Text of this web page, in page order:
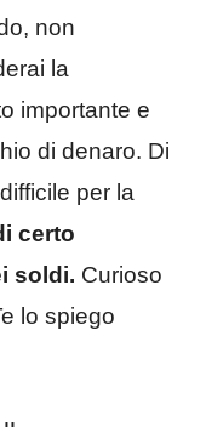
non
la
importante e
di denaro. Di
per la
certo
soldi. Curioso
lo spiego